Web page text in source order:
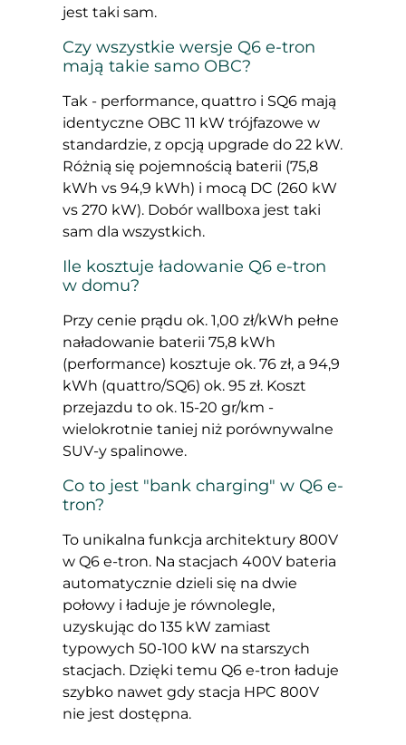
jest taki sam.
Czy wszystkie wersje Q6 e-tron
mają takie samo OBC?
Tak - performance, quattro i SQ6 mają
identyczne OBC 11 kW trójfazowe w
standardzie, z opcją upgrade do 22 kW.
Różnią się pojemnością baterii (75,8
kWh vs 94,9 kWh) i mocą DC (260 kW
vs 270 kW). Dobór wallboxa jest taki
sam dla wszystkich.
Ile kosztuje ładowanie Q6 e-tron
w domu?
Przy cenie prądu ok. 1,00 zł/kWh pełne
naładowanie baterii 75,8 kWh
(performance) kosztuje ok. 76 zł, a 94,9
kWh (quattro/SQ6) ok. 95 zł. Koszt
przejazdu to ok. 15-20 gr/km -
wielokrotnie taniej niż porównywalne
SUV-y spalinowe.
Co to jest "bank charging" w Q6 e-
tron?
To unikalna funkcja architektury 800V
w Q6 e-tron. Na stacjach 400V bateria
automatycznie dzieli się na dwie
połowy i ładuje je równolegle,
uzyskując do 135 kW zamiast
typowych 50-100 kW na starszych
stacjach. Dzięki temu Q6 e-tron ładuje
szybko nawet gdy stacja HPC 800V
nie jest dostępna.